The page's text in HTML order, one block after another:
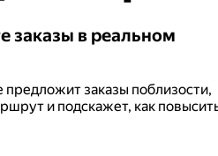
заказы в реальном
заказы поблизости,
и подскажет, как